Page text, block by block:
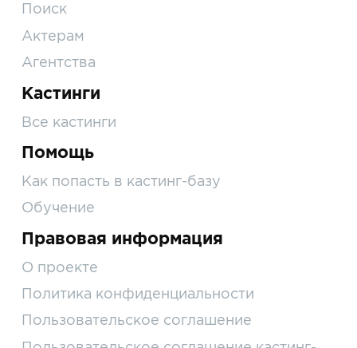
Поиск
Актерам
Агентства
Кастинги
Все кастинги
Помощь
Как попасть в кастинг-базу
Обучение
Правовая информация
О проекте
Политика конфиденциальности
Пользовательское соглашение